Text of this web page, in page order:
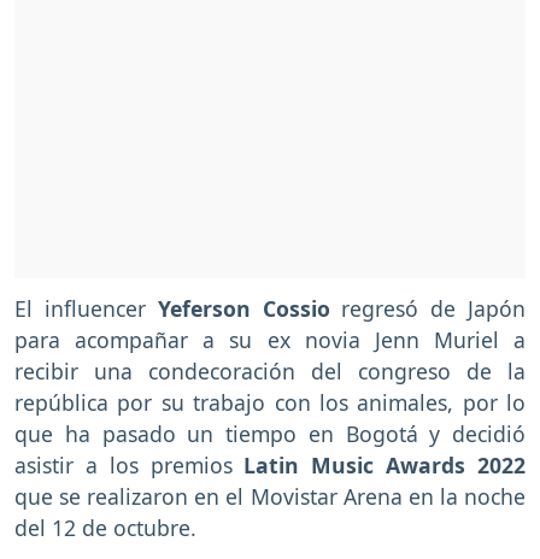
El influencer Yeferson Cossio regresó de Japón
para acompañar a su ex novia Jenn Muriel a
recibir una condecoración del congreso de la
república por su trabajo con los animales, por lo
que ha pasado un tiempo en Bogotá y decidió
asistir a los premios Latin Music Awards 2022
que se realizaron en el Movistar Arena en la noche
del 12 de octubre.